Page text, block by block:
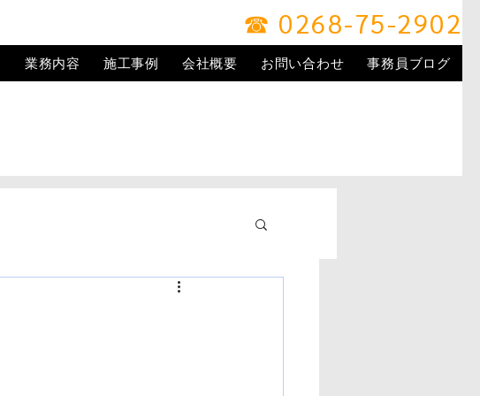
☎ 0268-75-2902
業務内容 施工事例 会社概要 お問い合わせ 事務員ブログ